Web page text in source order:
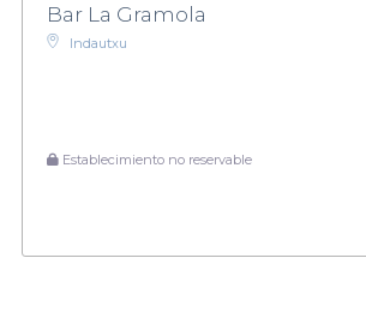
Bar La Gramola
Indautxu
Establecimiento no reservable